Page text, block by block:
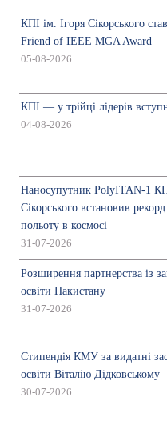
КПІ ім. Ігоря Сікорського
Friend of IEEE MGA Award
05-08-2026
КПІ — у трійці лідерів
04-08-2026
Наносупутник PolyITAN-1
Сікорського встановив
польоту в космосі
31-07-2026
Розширення партнерства із
освіти Пакистану
31-07-2026
Стипендія КМУ за видатні
освіти Віталію Дідковському
30-07-2026